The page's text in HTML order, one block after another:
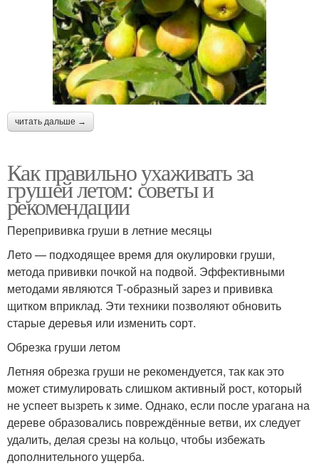
читать дальше →
Как правильно ухаживать за
грушей летом: советы и
рекомендации
Перепрививка груши в летние месяцы
Лето — подходящее время для окулировки груши,
метода прививки почкой на подвой. Эффективными
методами являются Т-образный зарез и прививка
щитком вприклад. Эти техники позволяют обновить
старые деревья или изменить сорт.
Обрезка груши летом
Летняя обрезка груши не рекомендуется, так как это
может стимулировать слишком активный рост, который
не успеет вызреть к зиме. Однако, если после урагана на
дереве образовались повреждённые ветви, их следует
удалить, делая срезы на кольцо, чтобы избежать
дополнительного ущерба.